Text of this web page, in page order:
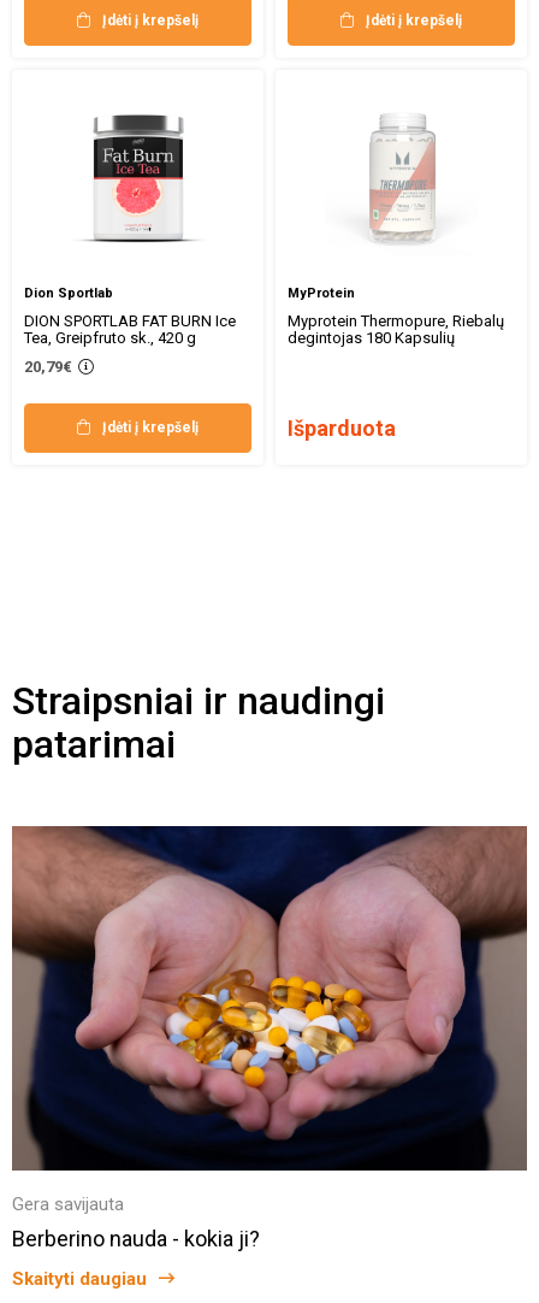
Įdėti į krepšelį Įdėti į krepšelį
Dion Sportlab
DION SPORTLAB FAT BURN Ice
Tea, Greipfruto sk., 420 g
20,79€
Įdėti į krepšelį
MyProtein
Myprotein Thermopure, Riebalų
degintojas 180 Kapsulių
Išparduota
Straipsniai ir naudingi
patarimai
Gera savijauta
Berberino nauda - kokia ji?
Skaityti daugiau